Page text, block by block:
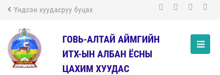
Үндсэн хуудасруу буцах
ГОВЬ-АЛТАЙ АЙМГИЙН
ИТХ-ЫН АЛБАН ЁСНЫ
ЦАХИМ ХУУДАС